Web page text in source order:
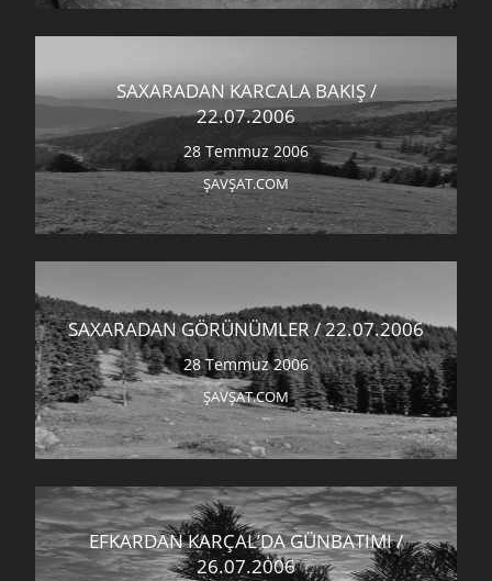
SAXARADAN KARCALA BAKIŞ /
22.07.2006
28 Temmuz 2006
ŞAVŞAT.COM
SAXARADAN GÖRÜNÜMLER / 22.07.2006
28 Temmuz 2006
ŞAVŞAT.COM
EFKARDAN KARÇAL’DA GÜNBATIMI /
26.07.2006